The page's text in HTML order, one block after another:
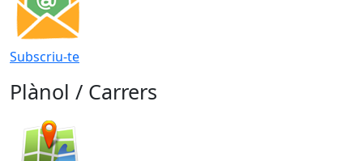
Subscriu-te
Plànol / Carrers